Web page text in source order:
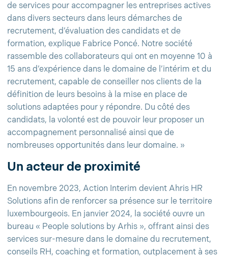
de services pour accompagner les entreprises actives
dans divers secteurs dans leurs démarches de
recrutement, d’évaluation des candidats et de
formation, explique Fabrice Poncé. Notre société
rassemble des collaborateurs qui ont en moyenne 10 à
15 ans d’expérience dans le domaine de l’intérim et du
recrutement, capable de conseiller nos clients de la
définition de leurs besoins à la mise en place de
solutions adaptées pour y répondre. Du côté des
candidats, la volonté est de pouvoir leur proposer un
accompagnement personnalisé ainsi que de
nombreuses opportunités dans leur domaine. »
Un acteur de proximité
En novembre 2023, Action Interim devient Ahris HR
Solutions afin de renforcer sa présence sur le territoire
luxembourgeois. En janvier 2024, la société ouvre un
bureau « People solutions by Arhis », offrant ainsi des
services sur-mesure dans le domaine du recrutement,
conseils RH, coaching et formation, outplacement à ses